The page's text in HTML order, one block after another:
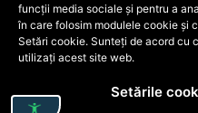
funcții media sociale și pentru a
în care folosim modulele cookie și
Setări cookie. Sunteți de acord cu
utilizați acest site web.
Setările